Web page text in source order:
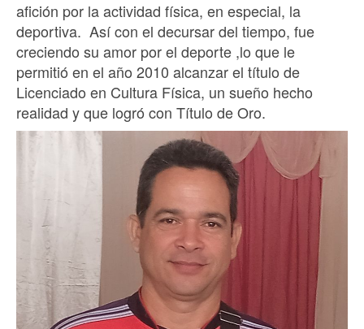
afición por la actividad física, en especial, la
deportiva. Así con el decursar del tiempo, fue
creciendo su amor por el deporte ,lo que le
permitió en el año 2010 alcanzar el título de
Licenciado en Cultura Física, un sueño hecho
realidad y que logró con Título de Oro.